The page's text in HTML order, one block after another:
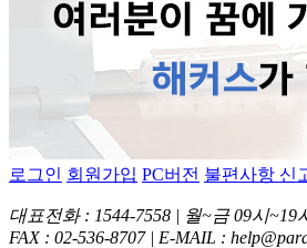
로그인 회원가입 PC버전 불편사항 신
대표전화 : 1544-7558 | 월~금 09시~19
FAX : 02-536-8707 | E-MAIL :